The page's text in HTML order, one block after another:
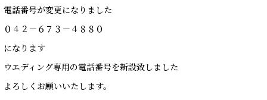
電話番号が変更になりました
０４２－６７３－４８８０
になります
ウエディング専用の電話番号を新設致しました
よろしくお願いいたします。